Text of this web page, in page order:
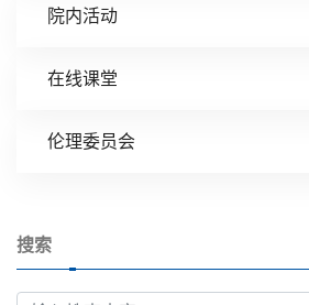
院内活动
在线课堂
伦理委员会
搜索